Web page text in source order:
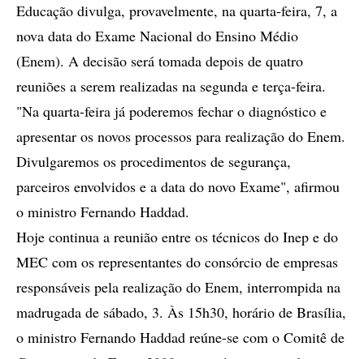
Educação divulga, provavelmente, na quarta-feira, 7, a
nova data do Exame Nacional do Ensino Médio
(Enem). A decisão será tomada depois de quatro
reuniões a serem realizadas na segunda e terça-feira.
"Na quarta-feira já poderemos fechar o diagnóstico e
apresentar os novos processos para realização do Enem.
Divulgaremos os procedimentos de segurança,
parceiros envolvidos e a data do novo Exame", afirmou
o ministro Fernando Haddad.
Hoje continua a reunião entre os técnicos do Inep e do
MEC com os representantes do consórcio de empresas
responsáveis pela realização do Enem, interrompida na
madrugada de sábado, 3. Às 15h30, horário de Brasília,
o ministro Fernando Haddad reúne-se com o Comitê de